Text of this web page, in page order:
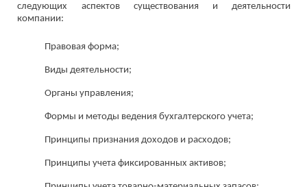
следующих аспектов существования и деятельности
компании:
Правовая форма;
Виды деятельности;
Органы управления;
Формы и методы ведения бухгалтерского учета;
Принципы признания доходов и расходов;
Принципы учета фиксированных активов;